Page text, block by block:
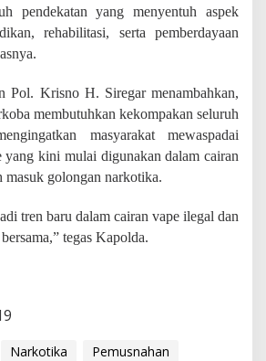
pendekatan yang menyentuh aspek
rehabilitasi, serta pemberdayaan
Pol. Krisno H. Siregar menambahkan,
membutuhkan kekompakan seluruh
masyarakat mewaspadai
yang kini mulai digunakan dalam cairan
masuk golongan narkotika.
tren baru dalam cairan vape ilegal dan
tegas Kapolda.
Narkotika
Pemusnahan